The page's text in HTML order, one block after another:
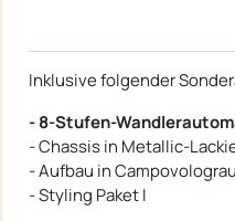
Inklusive folgender
- 8-Stufen-
- Chassis in Metallic-
- Aufbau in
- Styling Paket I